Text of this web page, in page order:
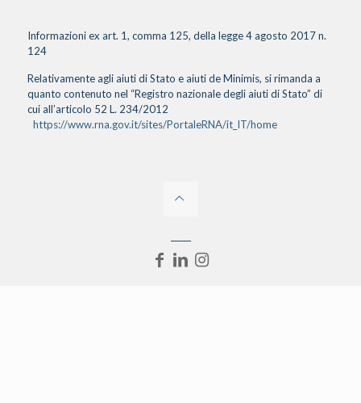
Informazioni ex art. 1, comma 125, della legge 4 agosto 2017 n.
124
Relativamente agli aiuti di Stato e aiuti de Minimis, si rimanda a
quanto contenuto nel “Registro nazionale degli aiuti di Stato” di
cui all’articolo 52 L. 234/2012
https://www.rna.gov.it/sites/PortaleRNA/it_IT/home